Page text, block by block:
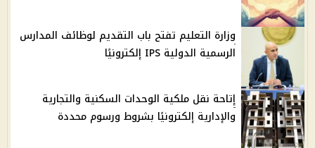
وزارة التعليم تفتح باب التقديم لوظائف المدارس
الرسمية الدولية IPS إلكترونيًا
إتاحة نقل ملكية الوحدات السكنية والتجارية
والإدارية إلكترونيًا بشروط ورسوم محددة